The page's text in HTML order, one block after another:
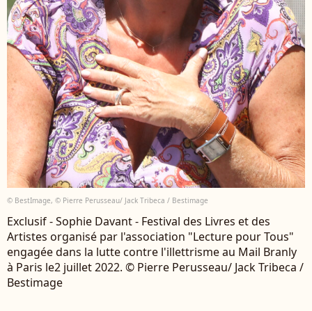
© BestImage, © Pierre Perusseau/ Jack Tribeca / Bestimage
Exclusif - Sophie Davant - Festival des Livres et des
Artistes organisé par l'association "Lecture pour Tous"
engagée dans la lutte contre l'illettrisme au Mail Branly
à Paris le2 juillet 2022. © Pierre Perusseau/ Jack Tribeca /
Bestimage